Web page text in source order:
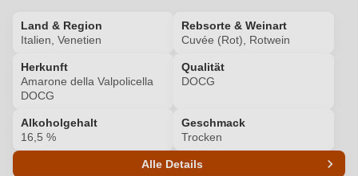
Land & Region
Italien, Venetien
Rebsorte & Weinart
Cuvée (Rot), Rotwein
Herkunft
Amarone della Valpolicella
DOCG
Qualität
DOCG
Alkoholgehalt
16,5 %
Geschmack
Trocken
Alle Details